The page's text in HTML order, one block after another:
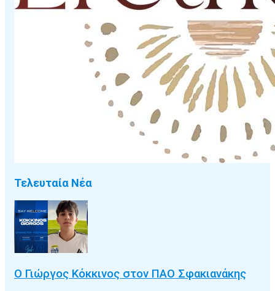
Τελευταία Νέα
Ο Γιώργος Κόκκινος στον ΠΑΟ Σφακιανάκης